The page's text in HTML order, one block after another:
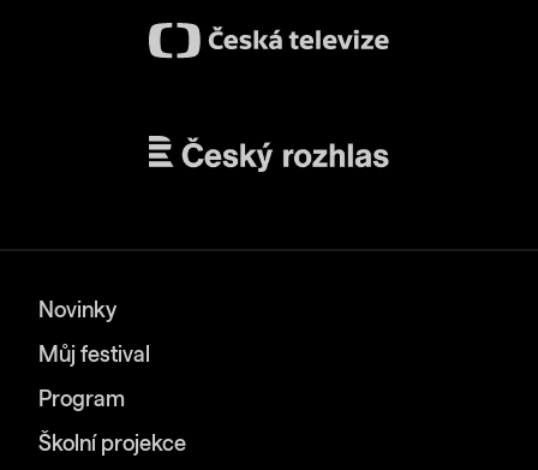
Novinky
Můj festival
Program
Školní projekce